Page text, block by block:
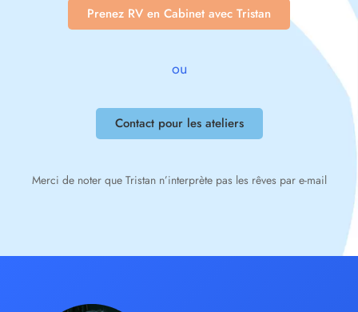
Prenez RV en Cabinet avec Tristan
ou
Contact pour les ateliers
Merci de noter que Tristan n’interprète pas les rêves par e-mail